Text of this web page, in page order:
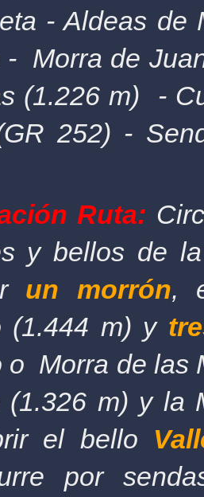
- Aldeas de
- Morra de
(1.226 m)
-
252) -
Ruta:
y bellos de
un morrón,
(1.444 m) y
o Morra de las
(1.326 m) y la
el bello
por